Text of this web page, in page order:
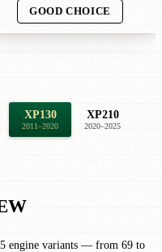
GOOD CHOICE
XP130
2011–2020
XP210
2020–2025
engine variants — from 69 to